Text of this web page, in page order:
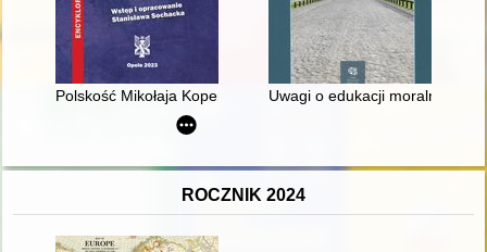
Polskość Mikołaja Kopernika z rodu ŚlązakaUwagi o edukacji moralnej
ROCZNIK 2024